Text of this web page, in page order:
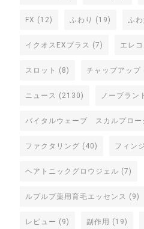
FX (12) ふわり (19) ふわ
イクオスEXプラス (7) エレコ
スロット (8) チャップアップ
ニュース (2130) ノーブラン
バイタルウェーブ スカルプロー
ファクタリング (40) フィン
ヘアトニックグロウジェル (7)
ルプルプ薬用育毛エッセンス (9)
レビュー (9) 副作用 (19)